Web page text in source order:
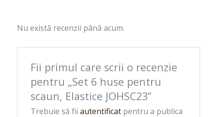
Nu există recenzii până acum.
Fii primul care scrii o recenzie
pentru „Set 6 huse pentru
scaun, Elastice JOHSC23”
Trebuie să fii autentificatpentru a publica